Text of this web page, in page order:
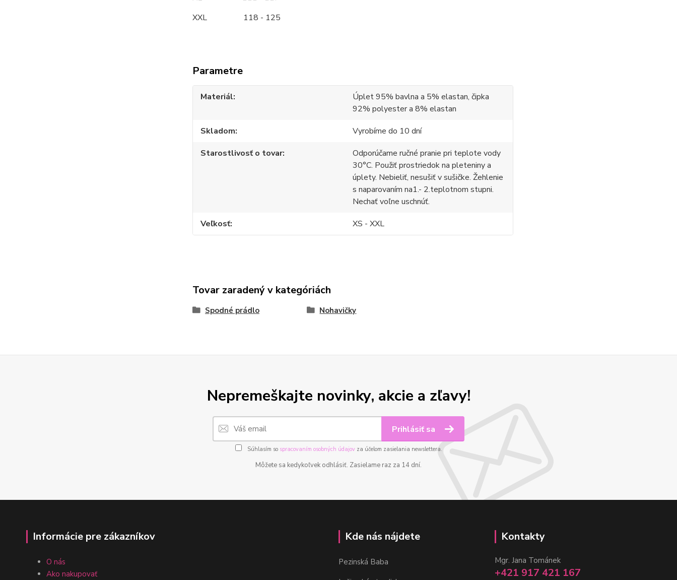
XXL 118 - 125
Parametre
Materiál
Úplet 95% bavlna a 5% elastan, čipka
92% polyester a 8% elastan
Skladom
Vyrobíme do 10 dní
Starostlivosť o tovar
Odporúčame ručné pranie pri teplote vody
30°C. Použiť prostriedok na pleteniny a
úplety. Nebieliť, nesušiť v sušičke. Žehlenie
s naparovaním na1.- 2.teplotnom stupni.
Nechať voľne uschnúť.
Veľkosť
XS - XXL
Tovar zaradený v kategóriách
Spodné prádlo Nohavičky
Nepremeškajte novinky, akcie a zľavy!
Prihlásiť sa
Súhlasím so spracovaním osobných údajovza účelom zasielania newslettera.
Môžete sa kedykoľvek odhlásiť. Zasielame raz za 14 dní.
Informácie pre zákazníkov
O nás
Ako nakupovať
Kde nás nájdete
Pezinská Baba
Kontakty
Mgr. Jana Tománek
+421 917 421 167